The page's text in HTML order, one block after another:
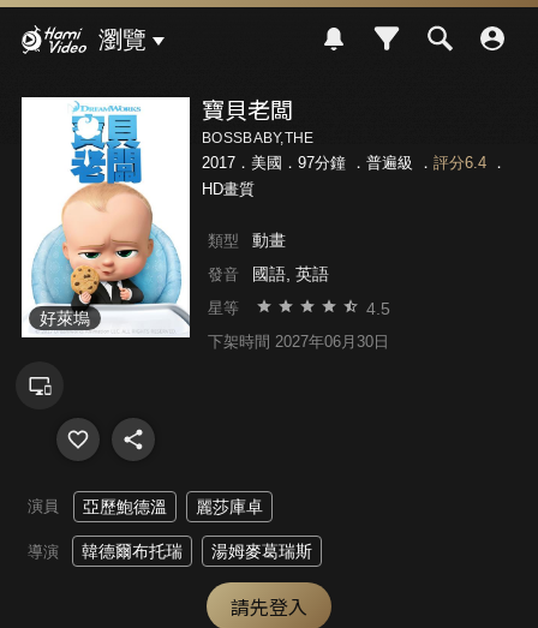
瀏覽
好萊塢
寶貝老闆
BOSSBABY,THE
2017．美國．97分鐘 ． 普遍級 ． 評分6.4．
HD畫質
類型 動畫
發音 國語, 英語
星等 4.5
下架時間 2027年06月30日
演員 亞歷鮑德溫 麗莎庫卓
導演 韓德爾布托瑞 湯姆麥葛瑞斯
請先登入